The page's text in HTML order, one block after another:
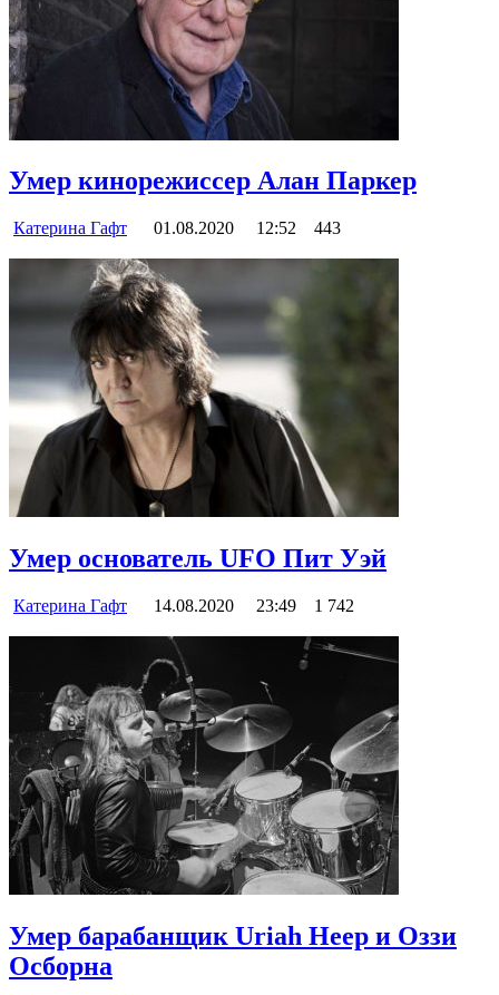
Умер кинорежиссер Алан Паркер
Катерина Гафт 01.08.2020 12:52 443
Умер основатель UFO Пит Уэй
Катерина Гафт 14.08.2020 23:49 1 742
Умер барабанщик Uriah Heep и Оззи
Оcборна